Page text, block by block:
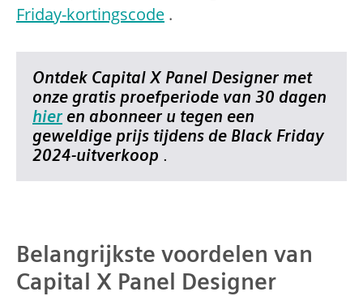
Friday-kortingscode .
Ontdek Capital X Panel Designer met
onze gratis proefperiode van 30 dagen
hier en abonneer u tegen een
geweldige prijs tijdens de Black Friday
2024-uitverkoop .
Belangrijkste voordelen van
Capital X Panel Designer